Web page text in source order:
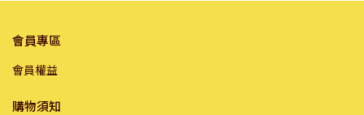
會員專區
會員權益
購物須知